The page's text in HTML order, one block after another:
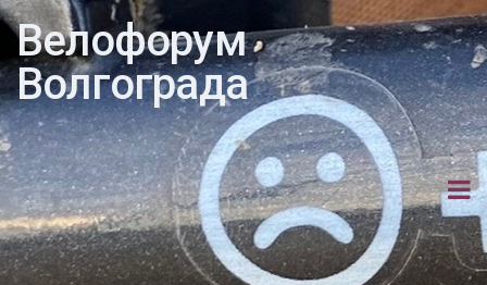
Велофорум
Волгограда